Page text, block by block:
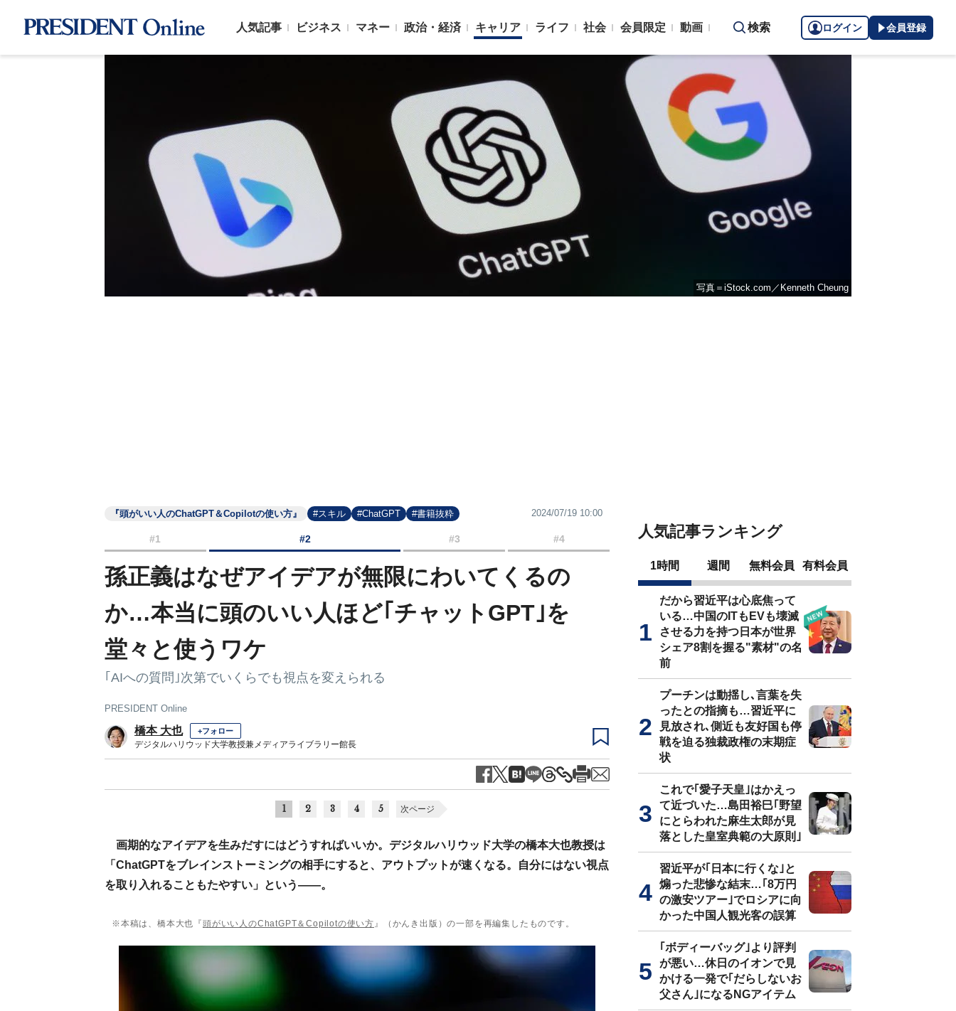
人気記事 ビジネス マネー 政治・経済 キャリア ライフ 社会 会員限定 動画 検索 ログイン 会員登録
写真＝iStock.com／Kenneth Cheung
『頭がいい人のChatGPT＆Copilotの使い方』 #スキル #ChatGPT #書籍抜粋 2024/07/19 10:00
#1 #2 #3 #4
孫正義はなぜアイデアが無限にわいてくるの
か…本当に頭のいい人ほど｢チャットGPT｣を
堂々と使うワケ
｢AIへの質問｣次第でいくらでも視点を変えられる
PRESIDENT Online
橋本 大也 +フォロー
デジタルハリウッド大学教授兼メディアライブラリー館長
1 2 3 4 5 次ページ
画期的なアイデアを生みだすにはどうすればいいか。デジタルハリウッド大学の橋本大也教授は
「ChatGPTをブレインストーミングの相手にすると、アウトプットが速くなる。自分にはない視点
を取り入れることもたやすい」という――。
※本稿は、橋本大也『頭がいい人のChatGPT＆Copilotの使い方 』（かんき出版）の一部を再編集したものです。
人気記事ランキング
1時間 週間 無料会員 有料会員
だから習近平は心底焦って
いる…中国のITもEVも壊滅
させる力を持つ日本が世界
シェア8割を握る"素材"の名
前
プーチンは動揺し､言葉を失
ったとの指摘も…習近平に
見放され､側近も友好国も停
戦を迫る独裁政権の末期症
状
これで｢愛子天皇｣はかえっ
て近づいた…島田裕巳｢野望
にとらわれた麻生太郎が見
落とした皇室典範の大原則｣
習近平が｢日本に行くな｣と
煽った悲惨な結末…｢8万円
の激安ツアー｣でロシアに向
かった中国人観光客の誤算
｢ボディーバッグ｣より評判
が悪い…休日のイオンで見
かける一発で｢だらしないお
父さん｣になるNGアイテム